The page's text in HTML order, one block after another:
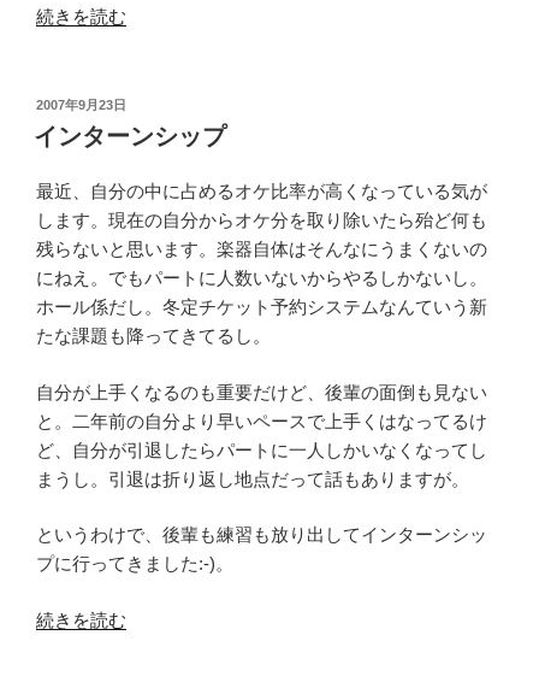
公
“米
で
な
れ
ば
SB
は?”
の
続きを読む
投
稿
日:
2007年9月23日
インターンシップ
最近、自分の中に占めるオケ比率が高くなっている気が
します。現在の自分からオケ分を取り除いたら殆ど何も
残らないと思います。楽器自体はそんなにうまくないの
にねえ。でもパートに人数いないからやるしかないし。
ホール係だし。冬定チケット予約システムなんていう新
たな課題も降ってきてるし。
自分が上手くなるのも重要だけど、後輩の面倒も見ない
と。二年前の自分より早いペースで上手くはなってるけ
ど、自分が引退したらパートに一人しかいなくなってし
まうし。引退は折り返し地点だって話もありますが。
というわけで、後輩も練習も放り出してインターンシッ
プに行ってきました:-)。
“イ
続きを読む